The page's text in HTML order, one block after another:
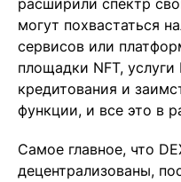
расширили спектр
могут похвастаться
сервисов или
площадки NFT,
кредитования и
функции, и все это в
Самое главное, что
децентрализованы,